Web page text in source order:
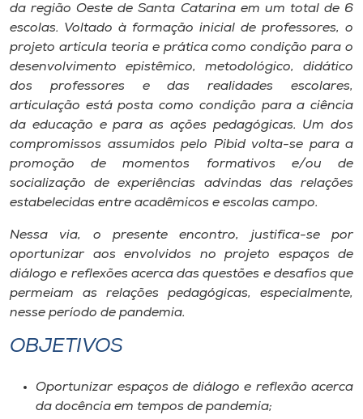
Selecione
o idioma
A+
A-
da região Oeste de Santa Catarina em um total de 6
escolas. Voltado à formação inicial de professores, o
projeto articula teoria e prática como condição para o
desenvolvimento epistêmico, metodológico, didático
dos professores e das realidades escolares,
articulação está posta como condição para a ciência
da educação e para as ações pedagógicas. Um dos
compromissos assumidos pelo Pibid volta-se para a
promoção de momentos formativos e/ou de
socialização de experiências advindas das relações
estabelecidas entre acadêmicos e escolas campo.
Nessa via, o presente encontro, justifica-se por
oportunizar aos envolvidos no projeto espaços de
diálogo e reflexões acerca das questões e desafios que
permeiam as relações pedagógicas, especialmente,
nesse período de pandemia.
OBJETIVOS
Oportunizar espaços de diálogo e reflexão acerca
da docência em tempos de pandemia;